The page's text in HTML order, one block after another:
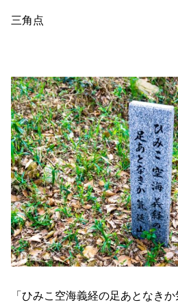
三角点
「ひみこ空海義経の足あとなきか